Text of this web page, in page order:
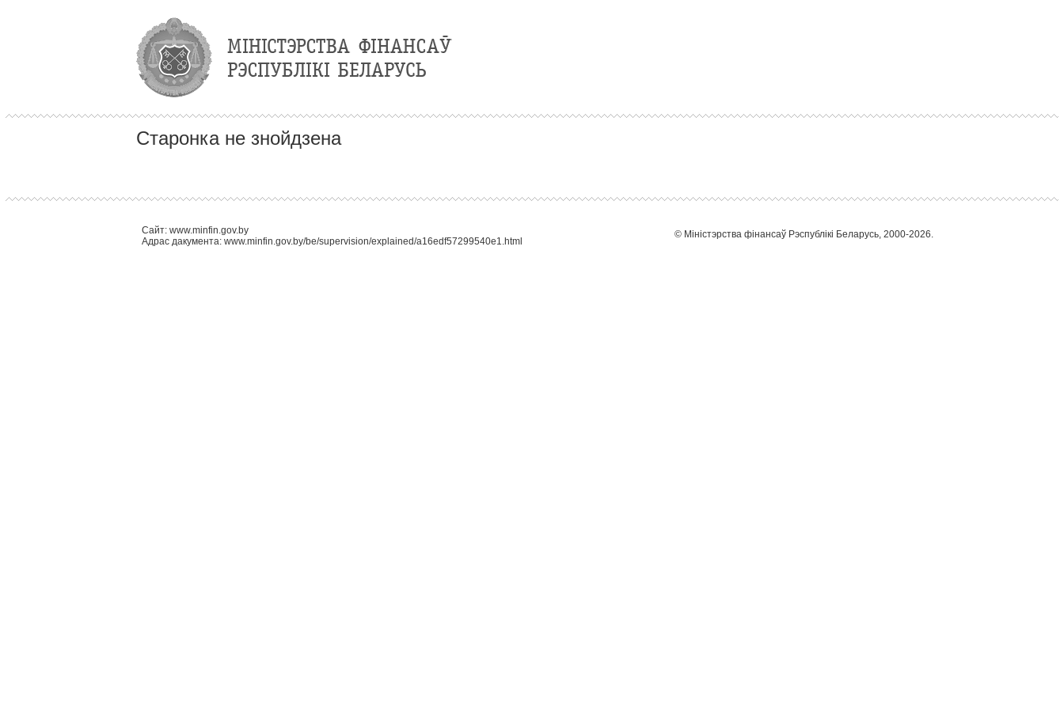
Старонка не знойдзена
© Міністэрства фінансаў Рэспублікі Беларусь, 2000-2026.
Сайт: www.minfin.gov.by
Адрас дакумента: www.minfin.gov.by/be/supervision/explained/a16edf57299540e1.html